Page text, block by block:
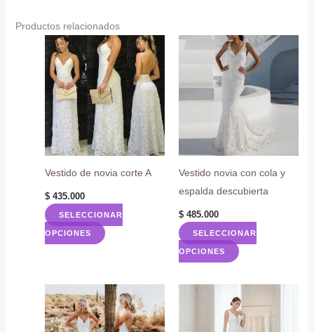
Productos relacionados
Vestido de novia corte A
$435.000
SELECCIONAR
OPCIONES
Este
múltiples
variantes.
Las
Vestido novia con cola y
espalda descubierta
$ 485.000
SELECCIONAR
OPCIONES
Este
tiene
múltiples
variantes.